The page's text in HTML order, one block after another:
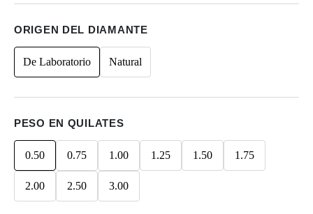
excepcional, y no presentan fluorescencia.
ORIGEN DEL DIAMANTE
De Laboratorio Natural
PESO EN QUILATES
0.50 0.75 1.00 1.25 1.50 1.75
2.00 2.50 3.00